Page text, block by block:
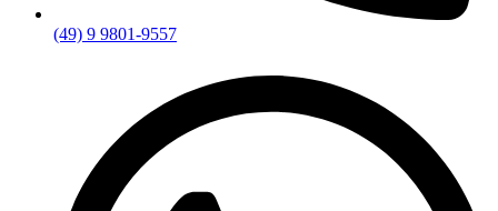
(49) 9 9801-9557